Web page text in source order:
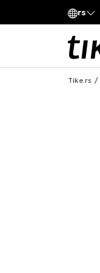
rs
Tike.rs